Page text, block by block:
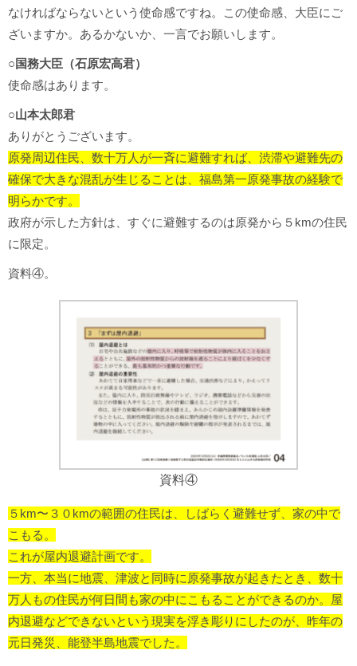
なければならないという使命感ですね。この使命感、大臣にご
ざいますか。あるかないか、一言でお願いします。
○国務大臣（石原宏高君）
使命感はあります。
○山本太郎君
ありがとうございます。
原発周辺住民、数十万人が一斉に避難すれば、渋滞や避難先の
確保で大きな混乱が生じることは、福島第一原発事故の経験で
明らかです。
政府が示した方針は、すぐに避難するのは原発から５kmの住民
に限定。
資料④。
資料④
５km〜３０kmの範囲の住民は、しばらく避難せず、家の中で
こもる。
これが屋内退避計画です。
一方、本当に地震、津波と同時に原発事故が起きたとき、数十
万人もの住民が何日間も家の中にこもることができるのか。
屋
内退避などできないという現実を浮き彫りにしたのが、昨年の
元日発災、能登半島地震でした。